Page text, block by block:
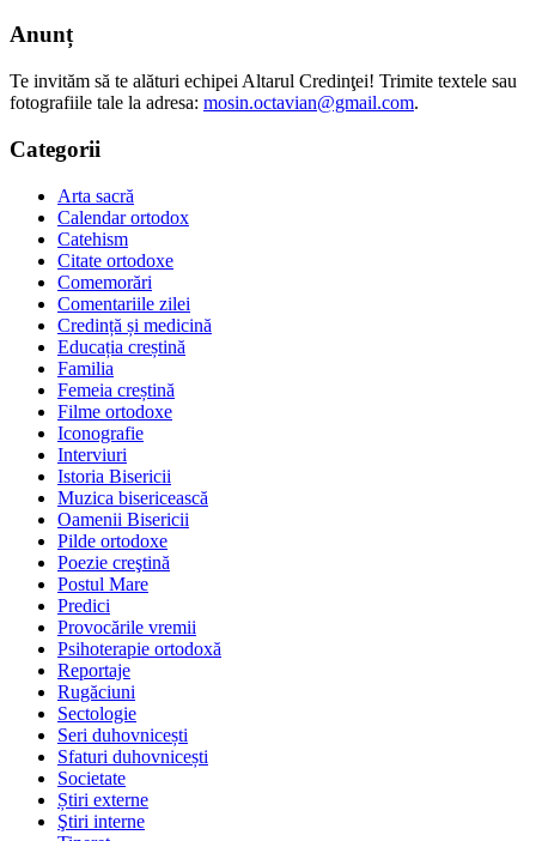
Anunț
Te invităm să te alături echipei Altarul Credinţei! Trimite textele sau
fotografiile tale la adresa: mosin.octavian@gmail.com.
Categorii
Arta sacră
Calendar ortodox
Catehism
Citate ortodoxe
Comemorări
Comentariile zilei
Credință și medicină
Educația creștină
Familia
Femeia creștină
Filme ortodoxe
Iconografie
Interviuri
Istoria Bisericii
Muzica bisericească
Oamenii Bisericii
Pilde ortodoxe
Poezie creştină
Postul Mare
Predici
Provocările vremii
Psihoterapie ortodoxă
Reportaje
Rugăciuni
Sectologie
Seri duhovnicești
Sfaturi duhovnicești
Societate
Știri externe
Ştiri interne